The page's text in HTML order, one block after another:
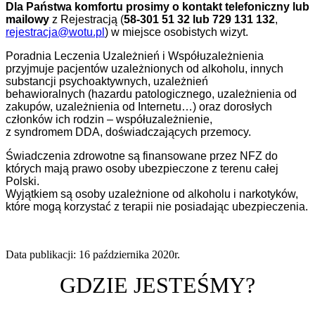
Dla Państwa komfortu prosimy o kontakt telefoniczny lub
mailowy z Rejestracją (58-301 51 32 lub 729 131 132,
rejestracja@wotu.pl ) w miejsce osobistych wizyt.
Poradnia Leczenia Uzależnień i Współuzależnienia
przyjmuje pacjentów uzależnionych od alkoholu, innych
substancji psychoaktywnych, uzależnień
behawioralnych (hazardu patologicznego, uzależnienia od
zakupów, uzależnienia od Internetu…) oraz dorosłych
członków ich rodzin – współuzależnienie,
z syndromem DDA, doświadczających przemocy.
Świadczenia zdrowotne są finansowane przez NFZ do
których mają prawo osoby ubezpieczone z terenu całej
Polski.
Wyjątkiem są osoby uzależnione od alkoholu i narkotyków,
które mogą korzystać z terapii nie posiadając ubezpieczenia.
Data publikacji: 16 października 2020r.
GDZIE JESTEŚMY?